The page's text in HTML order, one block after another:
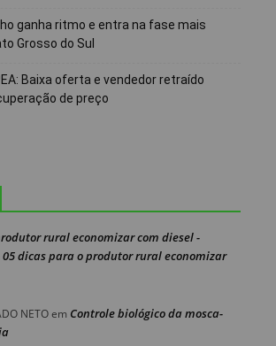
ganha ritmo e entra na fase mais
Grosso do Sul
Baixa oferta e vendedor retraído
de preço
rural economizar com diesel -
05 dicas para o produtor rural economizar
NETOem Controle biológico da mosca-